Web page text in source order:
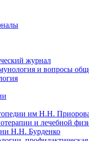
журнал
и вопросы
им Н.Н.
и лечебной
Н.Н. Бурденко